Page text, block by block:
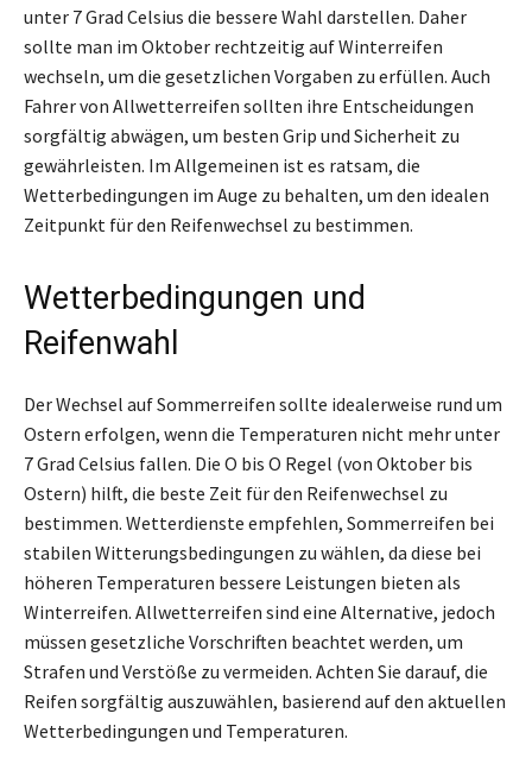
unter 7 Grad Celsius die bessere Wahl darstellen. Daher
sollte man im Oktober rechtzeitig auf Winterreifen
wechseln, um die gesetzlichen Vorgaben zu erfüllen. Auch
Fahrer von Allwetterreifen sollten ihre Entscheidungen
sorgfältig abwägen, um besten Grip und Sicherheit zu
gewährleisten. Im Allgemeinen ist es ratsam, die
Wetterbedingungen im Auge zu behalten, um den idealen
Zeitpunkt für den Reifenwechsel zu bestimmen.
Wetterbedingungen und
Reifenwahl
Der Wechsel auf Sommerreifen sollte idealerweise rund um
Ostern erfolgen, wenn die Temperaturen nicht mehr unter
7 Grad Celsius fallen. Die O bis O Regel (von Oktober bis
Ostern) hilft, die beste Zeit für den Reifenwechsel zu
bestimmen. Wetterdienste empfehlen, Sommerreifen bei
stabilen Witterungsbedingungen zu wählen, da diese bei
höheren Temperaturen bessere Leistungen bieten als
Winterreifen. Allwetterreifen sind eine Alternative, jedoch
müssen gesetzliche Vorschriften beachtet werden, um
Strafen und Verstöße zu vermeiden. Achten Sie darauf, die
Reifen sorgfältig auszuwählen, basierend auf den aktuellen
Wetterbedingungen und Temperaturen.